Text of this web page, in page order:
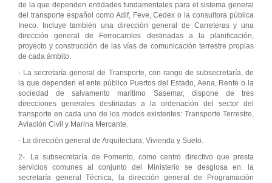
de la que dependen entidades fundamentales para el sistema general
del transporte español como Adif, Feve, Cedex o la consultora pública
Ineco. Incluye también una dirección general de Carreteras y una
dirección general de Ferrocarriles destinadas a la planificación,
proyecto y construcción de las vías de comunicación terrestre propias
de cada ámbito.
- La secretaría general de Transporte, con rango de subsecretaría, de
la que dependen el ente público Puertos del Estado, Aena, Renfe o la
sociedad de salvamento marítimo Sasemar, dispone de tres
direcciones generales destinadas a la ordenación del sector del
transporte en cada uno de los modos existentes: Transporte Terrestre,
Aviación Civil y Marina Mercante.
- La dirección general de Arquitectura, Vivienda y Suelo.
2-. La subsecretaría de Fomento, como centro directivo que presta
servicios comunes al conjunto del Ministerio se desglosa en: la
secretaría general Técnica, la dirección general de Programación